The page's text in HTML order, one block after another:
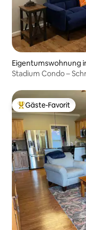
Eigentumswohnung
Stadium Condo –
Beliebter Gäste-
Gäste-Favorit